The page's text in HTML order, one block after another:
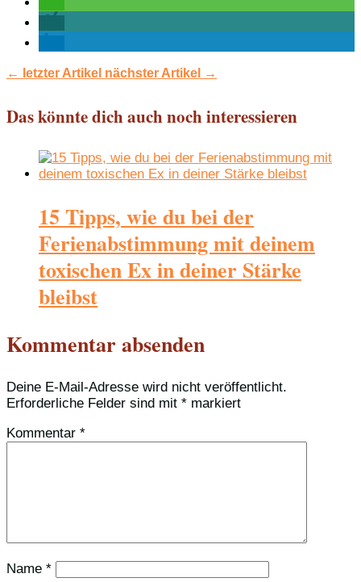
← letzter Artikel nächster Artikel →
Das könnte dich auch noch interessieren
15 Tipps, wie du bei der
Ferienabstimmung mit deinem
toxischen Ex in deiner Stärke
bleibst
Kommentar absenden
Deine E-Mail-Adresse wird nicht veröffentlicht.
Erforderliche Felder sind mit * markiert
Kommentar *
Name *